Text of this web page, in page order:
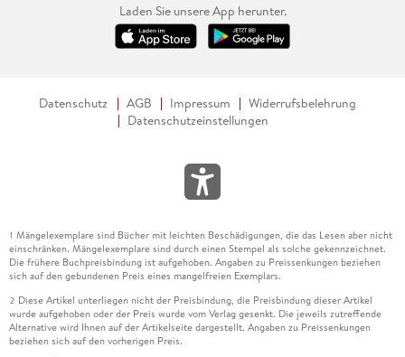
Laden Sie unsere App herunter.
Datenschutz AGB Impressum
Widerrufsbelehrung
Datenschutzeinstellungen
1 Mängelexemplare sind Bücher mit leichten Beschädigungen, die das Lesen aber nicht
einschränken. Mängelexemplare sind durch einen Stempel als solche gekennzeichnet.
Die frühere Buchpreisbindung ist aufgehoben. Angaben zu Preissenkungen beziehen
sich auf den gebundenen Preis eines mangelfreien Exemplars.
2 Diese Artikel unterliegen nicht der Preisbindung, die Preisbindung dieser Artikel
wurde aufgehoben oder der Preis wurde vom Verlag gesenkt. Die jeweils zutreffende
Alternative wird Ihnen auf der Artikelseite dargestellt. Angaben zu Preissenkungen
beziehen sich auf den vorherigen Preis.